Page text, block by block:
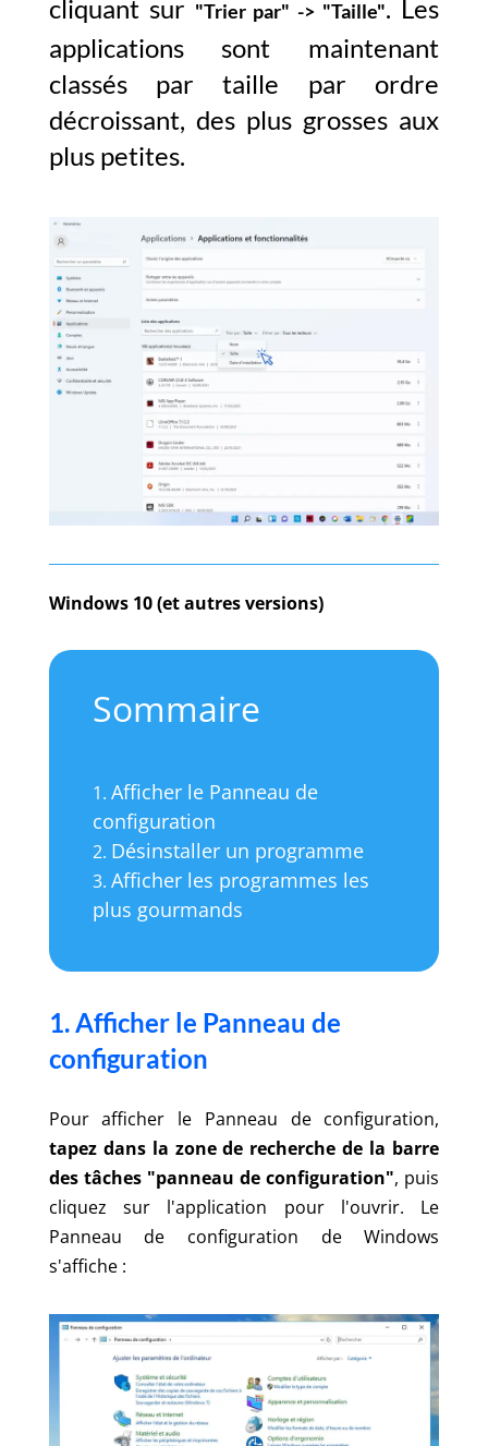
cliquant sur "Trier par" -> "Taille". Les
applications sont maintenant
classés par taille par ordre
décroissant, des plus grosses aux
plus petites.
Windows 10 (et autres versions)
Sommaire
Afficher le Panneau de
configuration
Désinstaller un programme
Afficher les programmes les
plus gourmands
1. Afficher le Panneau de
configuration
Pour afficher le Panneau de configuration,
tapez dans la zone de recherche de la barre
des tâches "panneau de configuration", puis
cliquez sur l'application pour l'ouvrir. Le
Panneau de configuration de Windows
s'affiche :